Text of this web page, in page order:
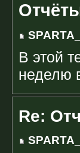
В этой
неделю
Re: